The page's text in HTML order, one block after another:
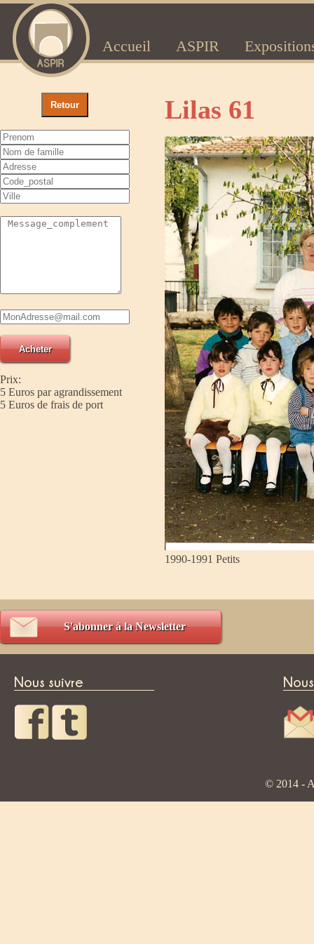
Accueil ASPIR
Prix:
5 Euros par agrandissement
5 Euros de frais de port
Lilas 61
1990-1991 Petits
S'abonner à la Newsletter
Nous suivre
© 2014 -